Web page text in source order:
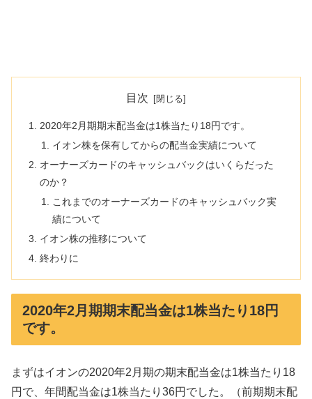
目次
2020年2月期期末配当金は1株当たり18円です。
イオン株を保有してからの配当金実績について
オーナーズカードのキャッシュバックはいくらだった
のか？
これまでのオーナーズカードのキャッシュバック実
績について
イオン株の推移について
終わりに
2020年2月期期末配当金は1株当たり18円
です。
まずはイオンの2020年2月期の期末配当金は1株当たり18
円で、年間配当金は1株当たり36円でした。（前期期末配